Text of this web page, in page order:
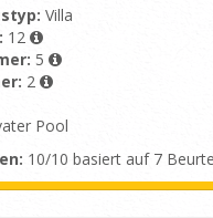
Villa
12
5
2
Pool
10/10 basiert auf 7